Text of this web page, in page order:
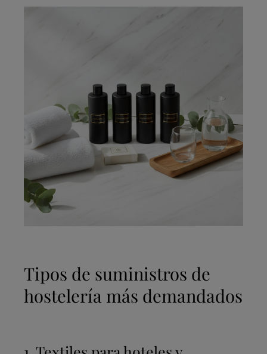
Tipos de suministros de
hostelería más demandados